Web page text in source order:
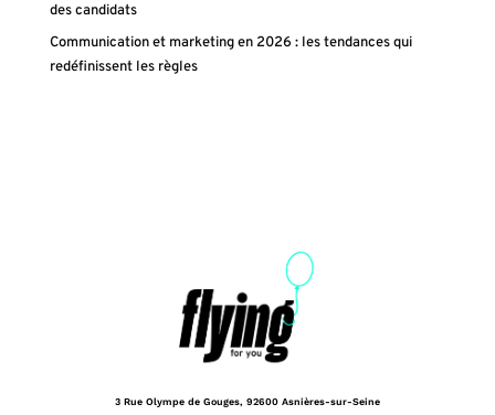
des candidats
Communication et marketing en 2026 : les tendances qui
redéfinissent les règles
3 Rue Olympe de Gouges, 92600 Asnières-sur-Seine